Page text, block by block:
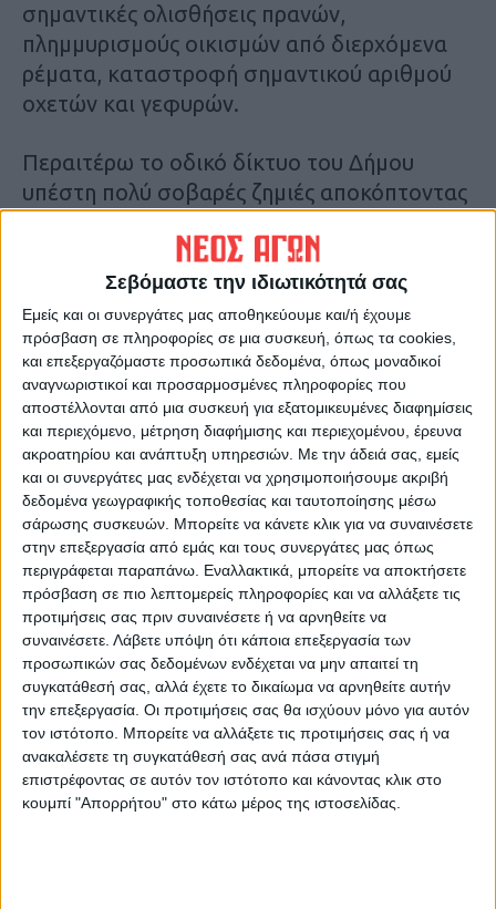
Σεβόμαστε την ιδιωτικότητά σας
Εμείς και οι συνεργάτες μας αποθηκεύουμε και/ή έχουμε
πρόσβαση σε πληροφορίες σε μια συσκευή, όπως τα cookies,
και επεξεργαζόμαστε προσωπικά δεδομένα, όπως μοναδικοί
αναγνωριστικοί και προσαρμοσμένες πληροφορίες που
αποστέλλονται από μια συσκευή για εξατομικευμένες διαφημίσεις
και περιεχόμενο, μέτρηση διαφήμισης και περιεχομένου, έρευνα
ακροατηρίου και ανάπτυξη υπηρεσιών. Με την άδειά σας, εμείς
και οι συνεργάτες μας ενδέχεται να χρησιμοποιήσουμε ακριβή
δεδομένα γεωγραφικής τοποθεσίας και ταυτοποίησης μέσω
σάρωσης συσκευών. Μπορείτε να κάνετε κλικ για να συναινέσετε
στην επεξεργασία από εμάς και τους συνεργάτες μας όπως
περιγράφεται παραπάνω. Εναλλακτικά, μπορείτε να αποκτήσετε
πρόσβαση σε πιο λεπτομερείς πληροφορίες και να αλλάξετε τις
προτιμήσεις σας πριν συναινέσετε ή να αρνηθείτε να
συναινέσετε. Λάβετε υπόψη ότι κάποια επεξεργασία των
προσωπικών σας δεδομένων ενδέχεται να μην απαιτεί τη
συγκατάθεσή σας, αλλά έχετε το δικαίωμα να αρνηθείτε αυτήν
την επεξεργασία. Οι προτιμήσεις σας θα ισχύουν μόνο για αυτόν
τον ιστότοπο. Μπορείτε να αλλάξετε τις προτιμήσεις σας ή να
ανακαλέσετε τη συγκατάθεσή σας ανά πάσα στιγμή
επιστρέφοντας σε αυτόν τον ιστότοπο και κάνοντας κλικ στο
κουμπί "Απορρήτου" στο κάτω μέρος της ιστοσελίδας.
σημαντικές ολισθήσεις πρανών,
πλημμυρισμούς οικισμών από διερχόμενα
ρέματα, καταστροφή σημαντικού αριθμού
οχετών και γεφυρών.
Περαιτέρω το οδικό δίκτυο του Δήμου
υπέστη πολύ σοβαρές ζημιές αποκόπτοντας
δημοτικού οδικού δικτύου και καθιστώντας
πολύ δύσκολη την μετακίνηση στην περιοχή.
Κ.Π.
Τελευταίες Ειδήσεις Σήμερα
Ακολούθησε την εφημερίδα ΝΕΟΣ
ΑΓΩΝ στο Google News!
Όλες οι εξελίξεις στην περιοχή της
Καρδίτσας και ευρύτερα της Θεσσαλίας
ΠΡΟΗΓΟΥΜΕΝΟ ΑΡΘΡΟ
ΣΑΕΚ Καρδίτσας: Είσοδος
στα Πανεπιστημιακά
Τμήματα για όσους κατέχουν
συναφείς ειδικότητες
ΕΠΟΜΕΝΟ ΑΡΘΡΟ
Θρίαμβος για την Εθνική μας
επί της Σκωτίας μέσα στη
Γλασκώβη (0-3)